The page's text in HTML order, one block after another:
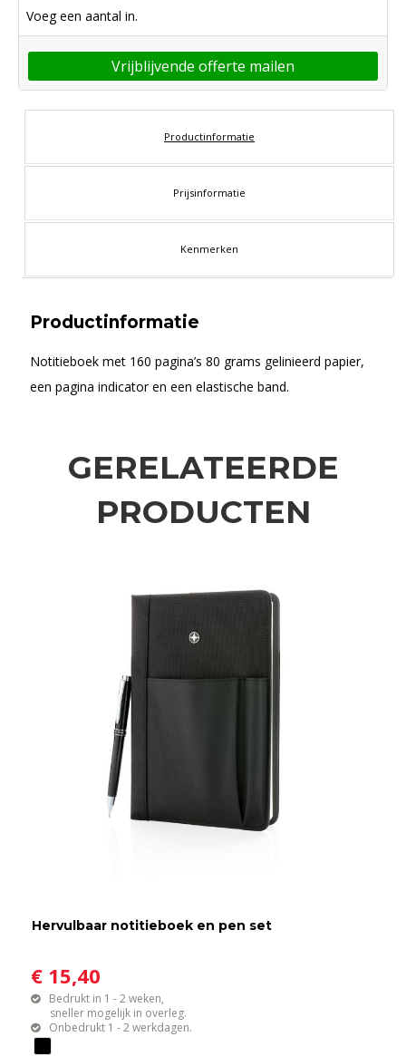
Voeg een aantal in.
Vrijblijvende offerte mailen
Productinformatie
Prijsinformatie
Kenmerken
Productinformatie
Notitieboek met 160 pagina’s 80 grams gelinieerd papier,
een pagina indicator en een elastische band.
GERELATEERDE
PRODUCTEN
Hervulbaar notitieboek en pen set
€ 15,40
Bedrukt in 1 - 2 weken,
sneller mogelijk in overleg.
Onbedrukt 1 - 2 werkdagen.